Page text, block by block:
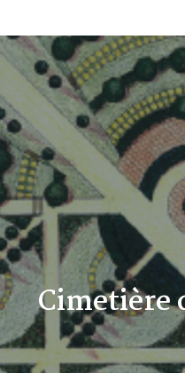
Cimetière